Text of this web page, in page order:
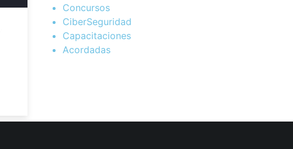
Concursos
CiberSeguridad
Capacitaciones
Acordadas